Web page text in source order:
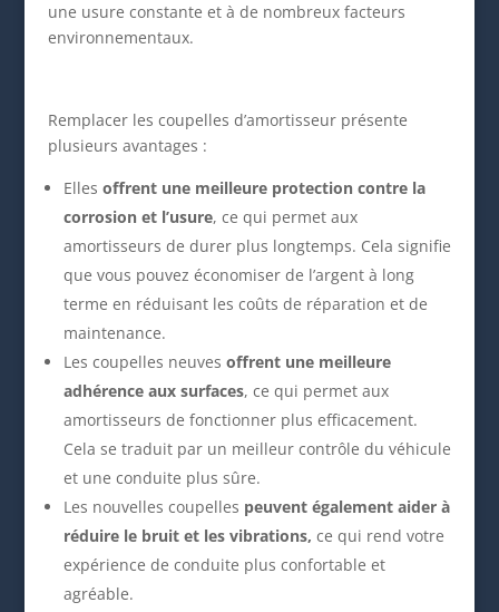
une usure constante et à de nombreux facteurs
environnementaux.
Remplacer les coupelles d’amortisseur présente
plusieurs avantages :
Elles offrent une meilleure protection contre la
corrosion et l’usure, ce qui permet aux
amortisseurs de durer plus longtemps. Cela signifie
que vous pouvez économiser de l’argent à long
terme en réduisant les coûts de réparation et de
maintenance.
Les coupelles neuves offrent une meilleure
adhérence aux surfaces, ce qui permet aux
amortisseurs de fonctionner plus efficacement.
Cela se traduit par un meilleur contrôle du véhicule
et une conduite plus sûre.
Les nouvelles coupelles peuvent également aider à
réduire le bruit et les vibrations, ce qui rend votre
expérience de conduite plus confortable et
agréable.